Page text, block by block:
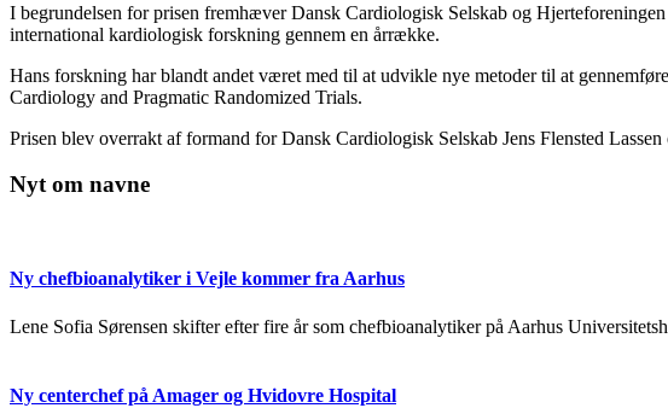
I begrundelsen for prisen fremhæver Dansk Cardiologisk Selskab og
international kardiologisk forskning gennem en årrække.
Hans forskning har blandt andet været med til at udvikle nye metoder til at
Cardiology and Pragmatic Randomized Trials.
Prisen blev overrakt af formand for Dansk Cardiologisk Selskab Jens Flensted
Nyt om navne
Ny chefbioanalytiker i Vejle kommer fra Aarhus
Lene Sofia Sørensen skifter efter fire år som chefbioanalytiker på Aarhus
Ny centerchef på Amager og Hvidovre Hospital